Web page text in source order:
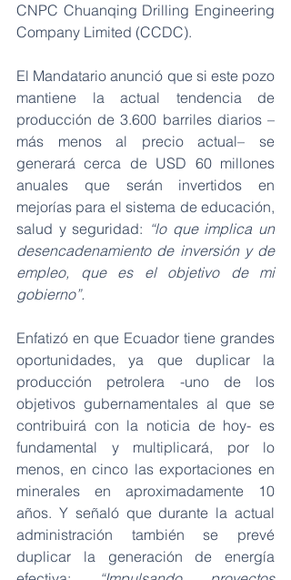
CNPC Chuanqing Drilling Engineering
Company Limited (CCDC).
El Mandatario anunció que si este pozo
mantiene la actual tendencia de
producción de 3.600 barriles diarios –
más menos al precio actual– se
generará cerca de USD 60 millones
anuales que serán invertidos en
mejorías para el sistema de educación,
salud y seguridad: “lo que implica un
desencadenamiento de inversión y de
empleo, que es el objetivo de mi
gobierno”.
Enfatizó en que Ecuador tiene grandes
oportunidades, ya que duplicar la
producción petrolera -uno de los
objetivos gubernamentales al que se
contribuirá con la noticia de hoy- es
fundamental y multiplicará, por lo
menos, en cinco las exportaciones en
minerales en aproximadamente 10
años. Y señaló que durante la actual
administración también se prevé
duplicar la generación de energía